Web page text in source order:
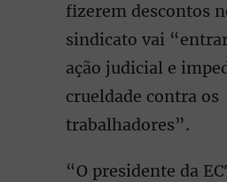
fizerem descontos
sindicato vai
ação judicial e
crueldade contra os
trabalhadores”.
“O presidente da